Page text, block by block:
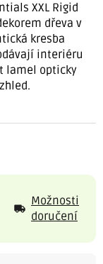
Možnosti
doručení
XXL Rigid
dřeva v
kresba
interiéru
lamel opticky